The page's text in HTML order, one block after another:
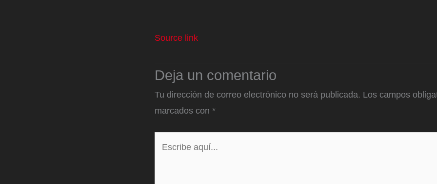
Source link
Deja un comentario
Tu dirección de correo electrónico no será publicada. Los campos
marcados con *